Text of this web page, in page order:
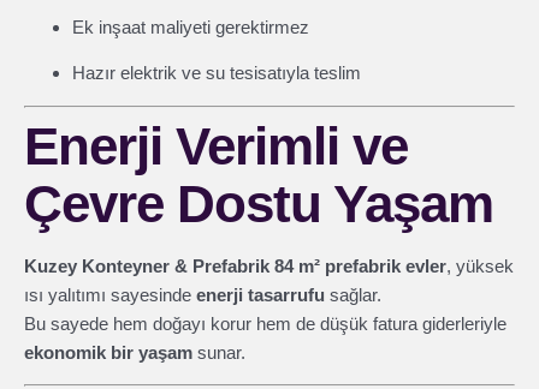
Ek inşaat maliyeti gerektirmez
Hazır elektrik ve su tesisatıyla teslim
Enerji Verimli ve
Çevre Dostu Yaşam
Kuzey Konteyner & Prefabrik 84 m² prefabrik evler, yüksek
ısı yalıtımı sayesinde enerji tasarrufu sağlar.
Bu sayede hem doğayı korur hem de düşük fatura giderleriyle
ekonomik bir yaşam sunar.